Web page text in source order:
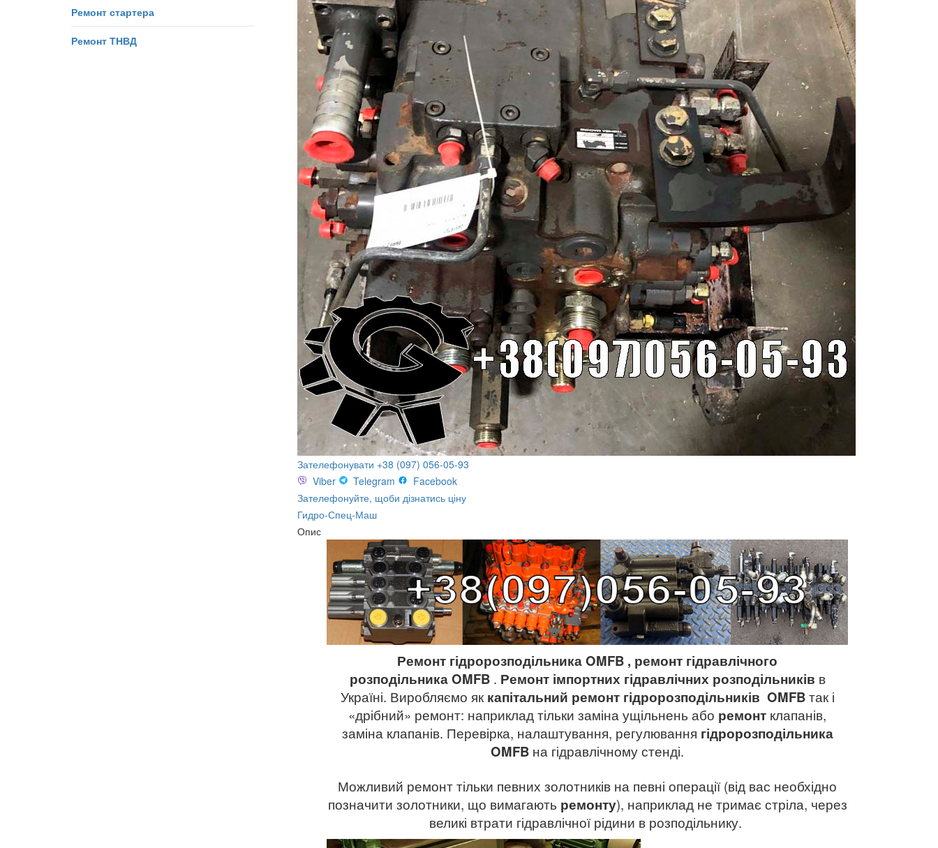
Ремонт стартера
Ремонт ТНВД
Зателефонувати +38 (097) 056-05-93
Viber
Telegram
Facebook
Зателефонуйте, щоби дізнатись ціну
Гидро-Спец-Маш
Опис
Ремонт гідророзподільникаOMFB , ремонт гідравлічного
розподільникаOMFB . Ремонт імпортних гідравлічних розподільників в
Україні. Виробляємо як капітальний ремонт гідророзподільників OMFBтак і
«дрібний» ремонт: наприклад тільки заміна ущільнень або ремонт клапанів,
заміна клапанів. Перевірка, налаштування, регулювання гідророзподільника
OMFB на гідравлічному стенді.
Можливий ремонт тільки певних золотників на певні операції (від вас необхідно
позначити золотники, що вимагають ремонту), наприклад не тримає стріла, через
великі втрати гідравлічної рідини в розподільнику.